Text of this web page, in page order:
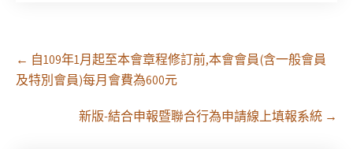
Post
navigation
← 自109年1月起至本會章程修訂前,本會會員(含一般會員
及特別會員)每月會費為600元
新版-結合申報暨聯合行為申請線上填報系統 →